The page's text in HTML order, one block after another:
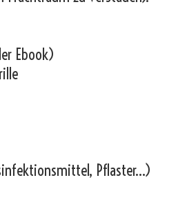
Ebook)
Pflaster…)